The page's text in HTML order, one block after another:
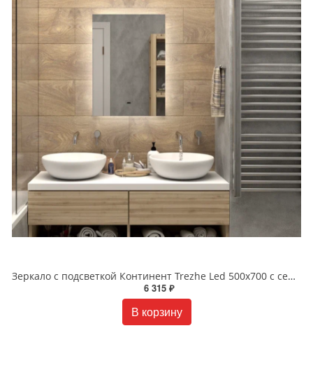
Зеркало с подсветкой Континент Trezhe Led 500х700 с сенсором ЗЛП608
6 315 ₽
В корзину